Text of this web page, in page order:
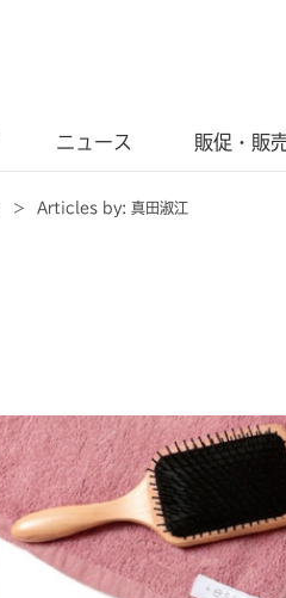
ニュース 販促・販
> Articles by: 真田淑江